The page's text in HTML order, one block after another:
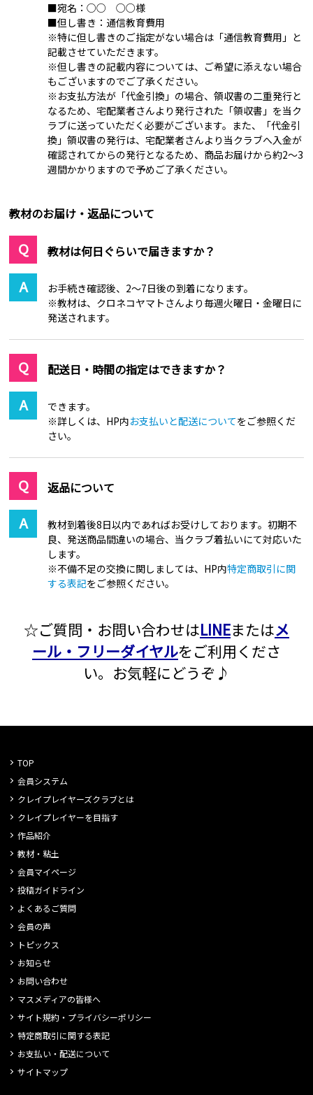
■宛名：○○ ○○様
■但し書き：通信教育費用
※特に但し書きのご指定がない場合は「通信教育費用」と
記載させていただきます。
※但し書きの記載内容については、ご希望に添えない場合
もございますのでご了承ください。
※お支払方法が「代金引換」の場合、領収書の二重発行と
なるため、宅配業者さんより発行された「領収書」を当ク
ラブに送っていただく必要がございます。また、「代金引
換」領収書の発行は、宅配業者さんより当クラブへ入金が
確認されてからの発行となるため、商品お届けから約2～3
週間かかりますので予めご了承ください。
教材のお届け・返品について
教材は何日ぐらいで届きますか？
お手続き確認後、2～7日後の到着になります。
※教材は、クロネコヤマトさんより毎週火曜日・金曜日に
発送されます。
配送日・時間の指定はできますか？
できます。
※詳しくは、HP内お支払いと配送についてをご参照くだ
さい。
返品について
教材到着後8日以内であればお受けしております。初期不
良、発送商品間違いの場合、当クラブ着払いにて対応いた
します。
※不備不足の交換に関しましては、HP内特定商取引に関
する表記をご参照ください。
☆ご質問・お問い合わせはLINEまたはメ
ール・フリーダイヤルをご利用くださ
い。お気軽にどうぞ♪
TOP
会員システム
クレイプレイヤーズクラブとは
クレイプレイヤーを目指す
作品紹介
教材・粘土
会員マイページ
投稿ガイドライン
よくあるご質問
会員の声
トピックス
お知らせ
お問い合わせ
マスメディアの皆様へ
サイト規約・プライバシーポリシー
特定商取引に関する表記
お支払い・配送について
サイトマップ